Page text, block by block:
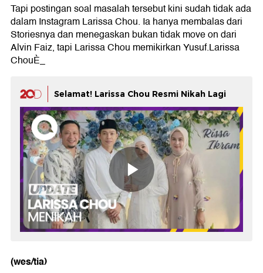
Tapi postingan soal masalah tersebut kini sudah tidak ada
dalam Instagram Larissa Chou. Ia hanya membalas dari
Storiesnya dan menegaskan bukan tidak move on dari
Alvin Faiz, tapi Larissa Chou memikirkan Yusuf.Larissa
ChouÈ_
Selamat! Larissa Chou Resmi Nikah Lagi
(wes/tia)